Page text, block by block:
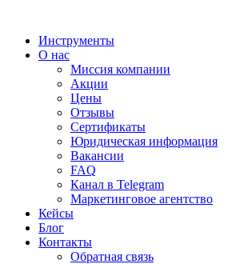
Инструменты
О нас
Миссия компании
Акции
Цены
Отзывы
Сертификаты
Юридическая информация
Вакансии
FAQ
Канал в Telegram
Маркетинговое агентство
Кейсы
Блог
Контакты
Обратная связь